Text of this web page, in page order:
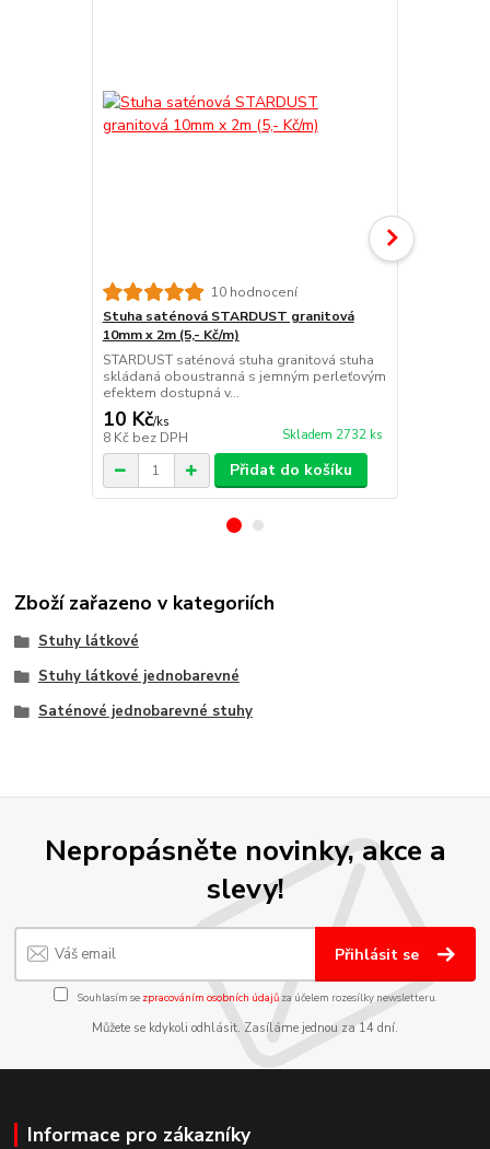
10 hodnocení
Stuha saténová STARDUST granitová
10mm x 2m (5,- Kč/m)
STARDUST saténová stuha granitová stuha
skládaná oboustranná s jemným perleťovým
efektem dostupná v...
10 Kč/ks
8 Kč bez DPH Skladem 2732 ks
Přidat do košíku
Zboží zařazeno v kategoriích
Stuhy látkové
Stuhy látkové jednobarevné
Saténové jednobarevné stuhy
Nepropásněte novinky, akce a
slevy!
Přihlásit se
Souhlasím se zpracováním osobních údajůza účelem rozesílky newsletteru.
Můžete se kdykoli odhlásit. Zasíláme jednou za 14 dní.
Informace pro zákazníky